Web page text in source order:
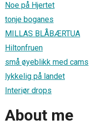
Noe på Hjertet
tonje boganes
MILLAS BLÅBÆRTUA
Hiltonfruen
små øyeblikk med cams
lykkelig på landet
Interiør drops
About me